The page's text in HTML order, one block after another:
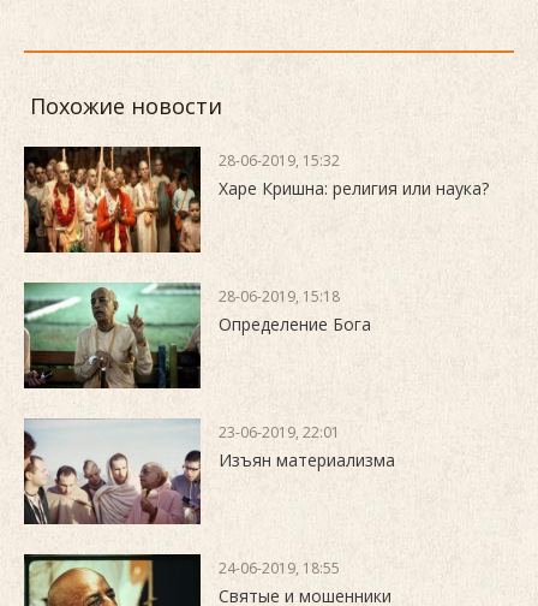
Похожие новости
28-06-2019, 15:32
Харе Кришна: религия или наука?
28-06-2019, 15:18
Определение Бога
23-06-2019, 22:01
Изъян материализма
24-06-2019, 18:55
Святые и мошенники